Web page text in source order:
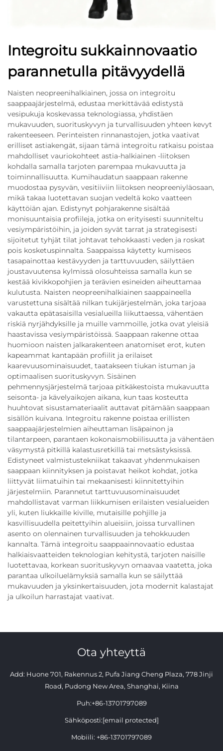
Integroitu sukkainnovaatio
parannetulla pitävyydellä
Naisten neopreenihalkiainen, jossa on integroitu
saappaajärjestelmä, edustaa merkittävää edistystä
vesipukuja koskevassa teknologiassa, yhdistäen
mukavuuden, suorituskyvyn ja turvallisuuden yhteen kevyt
rakenteeseen. Perinteisten rinnanastojen, jotka vaativat
erilliset astiakengät, sijaan tämä integroitu ratkaisu poistaa
mahdolliset vauriokohteet astia-halkiainen -liitoksen
kohdalla samalla tarjoten parempaa mukavuutta ja
toiminnallisuutta. Kumihaudatun saappaan rakenne
muodostaa pysyvän, vesitiiviin liitoksen neopreeniyläosaan,
mikä takaa luotettavan suojan vedeltä koko vaatteen
käyttöiän ajan. Edistynyt pohjarakenne sisältää
monisuuntaisia profiileja, jotka on erityisesti suunniteltu
vesiympäristöihin, ja joiden syvät tarrat ja strategisesti
sijoitetut tyhjät tilat johtavat tehokkaasti veden ja roskat
pois kosketuspinnalta. Saappaissa käytetty kumiseos
tasapainottaa kestävyyden ja tarttuvuuden, säilyttäen
joustavuutensa kylmissä olosuhteissa samalla kun se
kestää kivikkopohjien ja terävien esineiden aiheuttamaa
kulutusta. Naisten neopreenihalkiainen saappaineella
varustettuna sisältää nilkan tukijärjestelmän, joka tarjoaa
vakautta epätasaisilla vesialueilla liikuttaessa, vähentäen
riskiä nyrjähdyksille ja muille vammoille, jotka ovat yleisiä
haastavissa vesiympäristöissä. Saappaan rakenne ottaa
huomioon naisten jalkarakenteen anatomiset erot, kuten
kapeammat kantapään profiilit ja erilaiset
kaarevuusominaisuudet, taatakseen tiukan istuman ja
optimaalisen suorituskyvyn. Sisäinen
pehmennysjärjestelmä tarjoaa pitkäkestoista mukavuutta
seisonta- ja kävelyaikojen aikana, kun taas kosteutta
huuhtovat sisustamateriaalit auttavat pitämään saappaan
sisällön kuivana. Integroitu rakenne poistaa erillisten
saappaajärjestelmien aiheuttaman lisäpainon ja
tilantarpeen, parantaen kokonaismobiilisuutta ja vähentäen
väsymystä pitkillä kalastusretkillä tai metsästyksissä.
Edistyneet valmistustekniikat takaavat yhdenmukaisen
saappaan kiinnityksen ja poistavat heikot kohdat, jotka
liittyvät liimatuihin tai mekaanisesti kiinnitettyihin
järjestelmiin. Parannetut tarttuvuusominaisuudet
mahdollistavat varman liikkumisen erilaisten vesialueiden
yli, kuten liukkaille kiville, mutaisille pohjille ja
kasvillisuudella peitettyihin alueisiin, joissa turvallinen
asento on olennainen turvallisuuden ja tehokkuuden
kannalta. Tämä integroitu saappaainnovaatio edustaa
halkiaisvaatteiden teknologian kehitystä, tarjoten naisille
luotettavaa, korkean suorituskyvyn omaavaa vaatetta, joka
parantaa ulkoiluelämyksiä samalla kun se säilyttää
mukavuuden ja yksinkertaisuuden, jota modernit kalastajat
ja ulkoilun harrastajat vaativat.
Ota yhteyttä
Add: Huone 701, Rakennus 2, Pufa Jiang Cheng Plaza, 778 Jinji
Road, Pudong New Area, Shanghai, Kiina
Puh:+86-13701797089
Sähköposti:[email protected]
Mobiili: +86-13701797089